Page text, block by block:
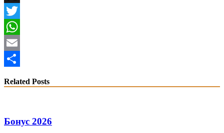
X
Twitter
WhatsApp
Email
Related Posts
Бонус 2026